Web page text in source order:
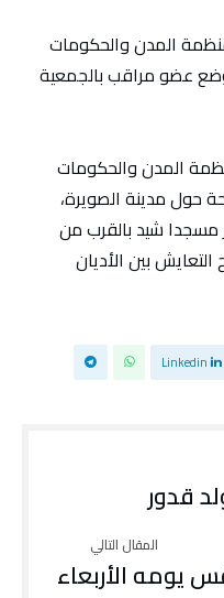
منظمة المدن والحكومات
عضو مراقب بالجمعية
المدن والحكومات
حول مدينة الصويرة،
مسجدا شيد بالقرب من
بين الأديان
Linkedin
قدور
يومه الأربعاء